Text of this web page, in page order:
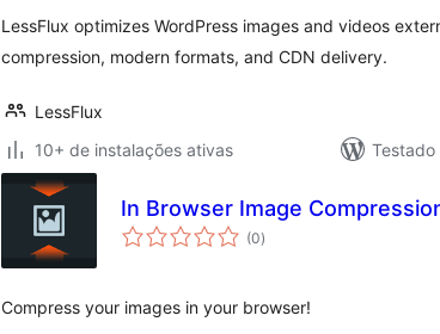
LessFlux optimizes WordPress images and videos
compression, modern formats, and CDN delivery.
LessFlux
10+ de instalações ativas
Testado
In Browser Image
(0total
de
)
Compress your images in your browser!